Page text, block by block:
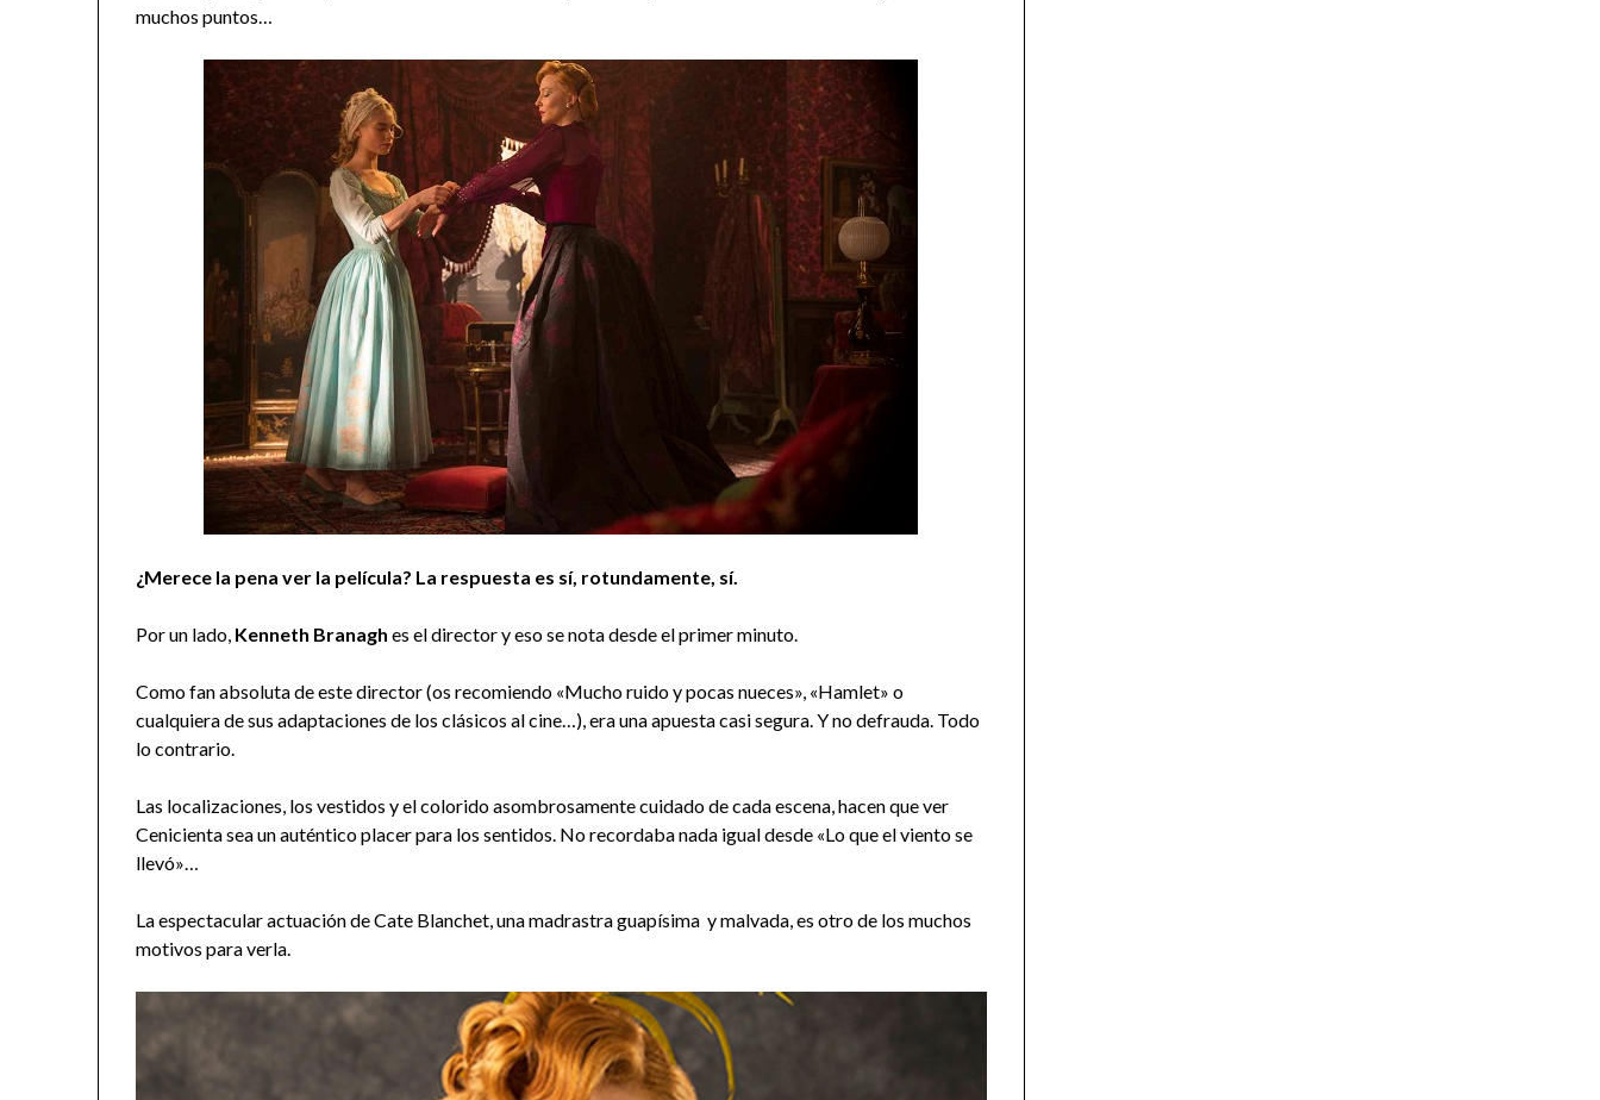
muchos puntos…
¿Merece la pena ver la película? La respuesta es sí, rotundamente, sí.
Por un lado, Kenneth Branagh es el director y eso se nota desde el primer minuto.
Como fan absoluta de este director (os recomiendo «Mucho ruido y pocas nueces», «Hamlet» o
cualquiera de sus adaptaciones de los clásicos al cine…), era una apuesta casi segura. Y no defrauda. Todo
lo contrario.
Las localizaciones, los vestidos y el colorido asombrosamente cuidado de cada escena, hacen que ver
Cenicienta sea un auténtico placer para los sentidos. No recordaba nada igual desde «Lo que el viento se
llevó»…
La espectacular actuación de Cate Blanchet, una madrastra guapísima y malvada, es otro de los muchos
motivos para verla.